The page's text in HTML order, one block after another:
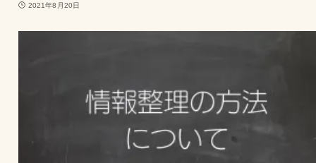
2021年8月20日